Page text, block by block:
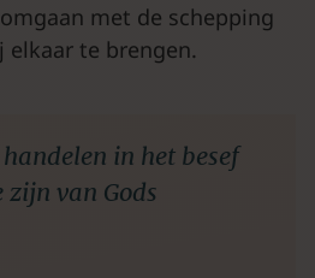
met de schepping
elkaar te brengen.
handelen in het besef
zijn van Gods